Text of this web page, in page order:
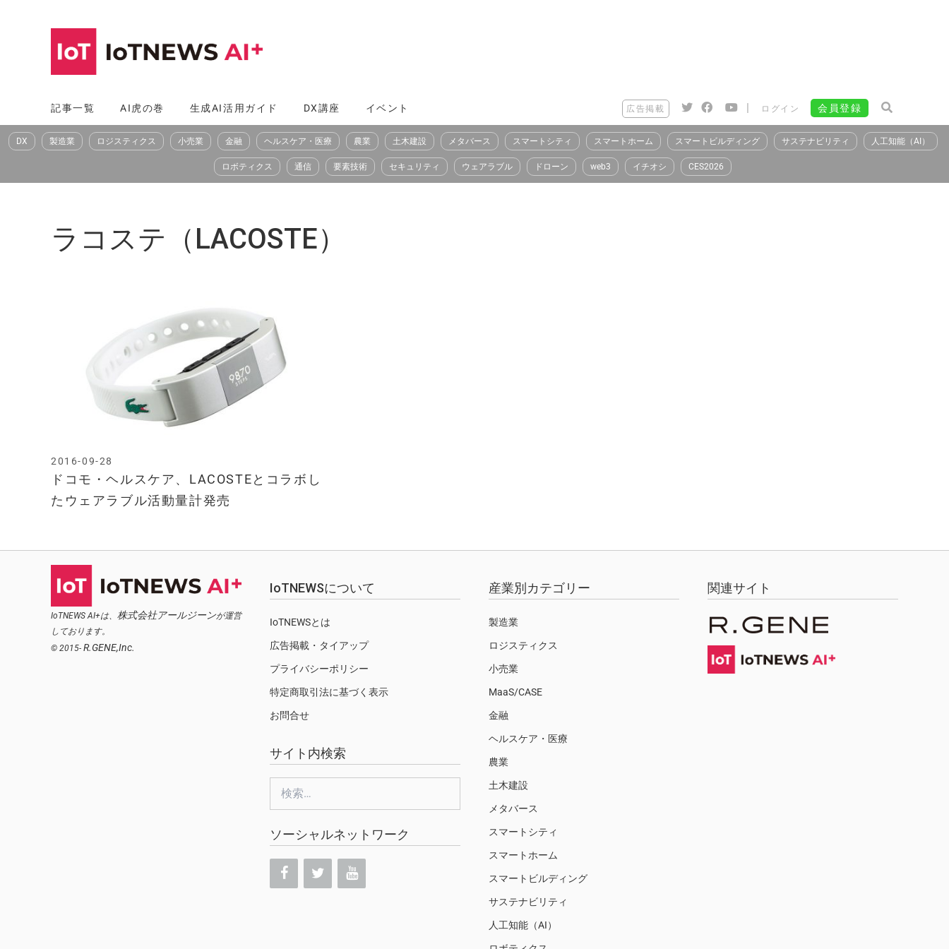
へ
ス
記事一覧 AI虎の巻 生成AI活用ガイド DX講座 イベント 広告掲載 | ログイン 会員登録
DX 製造業 ロジスティクス 小売業 金融 ヘルスケア・医療 農業 土木建設 メタバース スマートシティ スマートホーム スマートビルディング サステナビリティ 人工知能（AI）
ロボティクス 通信 要素技術 セキュリティ ウェアラブル ドローン web3 イチオシ CES2026
ラコステ（LACOSTE）
ドコモ・ヘルスケア、LACOSTEとコラボし
たウェアラブル活動量計発売
2016-09-28
IoTNEWS AI+は、 株式会社アールジーンが運営
しております。
© 2015- R.GENE,Inc.
IoTNEWSについて
IoTNEWSとは
広告掲載・タイアップ
プライバシーポリシー
特定商取引法に基づく表示
お問合せ
サイト内検索
ソーシャルネットワーク
産業別カテゴリー
製造業
ロジスティクス
小売業
MaaS/CASE
金融
ヘルスケア・医療
農業
土木建設
メタバース
スマートシティ
スマートホーム
スマートビルディング
サステナビリティ
人工知能（AI）
関連サイト